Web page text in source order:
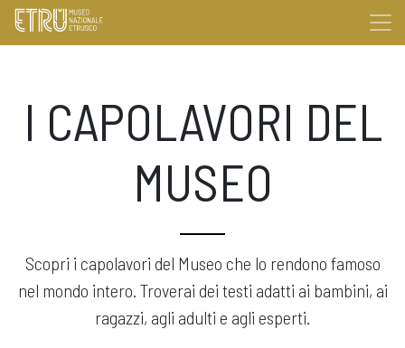
I CAPOLAVORI DEL
MUSEO
Scopri i capolavori del Museo che lo rendono famoso
nel mondo intero. Troverai dei testi adatti ai bambini, ai
ragazzi, agli adulti e agli esperti.